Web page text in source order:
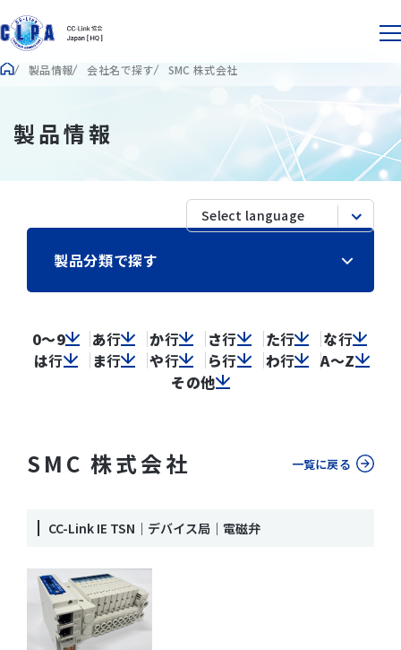
製品情報 会社名で探す SMC 株式会社
製品情報
製品分類で探す
0～9 あ行 か行 さ行 た行 な行
は行 ま行 や行 ら行 わ行
A～Z
その他
SMC 株式会社 一覧に戻る
CC-Link IE TSN｜デバイス局｜電磁弁